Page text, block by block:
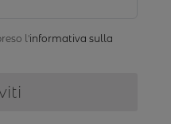
l'informativa sulla